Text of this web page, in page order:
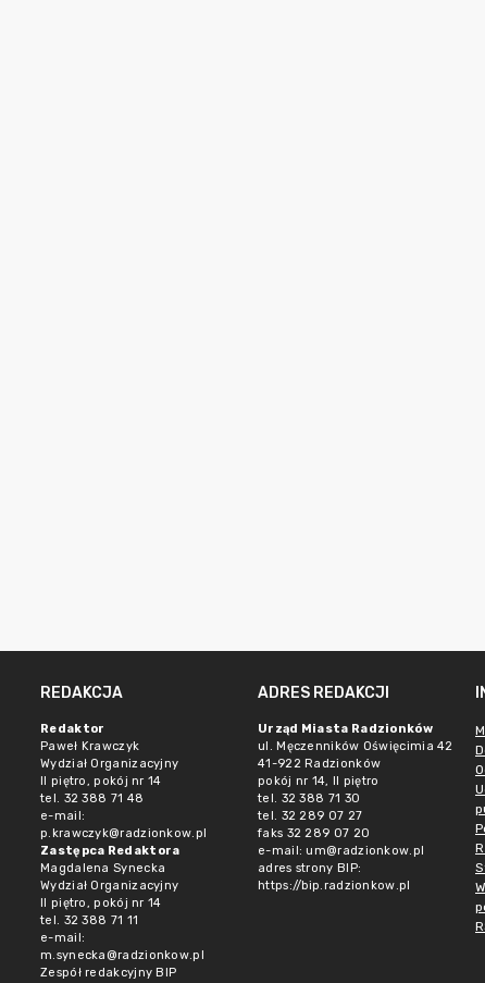
REDAKCJA
Redaktor
Paweł Krawczyk
Wydział Organizacyjny
II piętro, pokój nr 14
tel. 32 388 71 48
e-mail:
p.krawczyk@radzionkow.pl
Zastępca Redaktora
Magdalena Synecka
Wydział Organizacyjny
II piętro, pokój nr 14
tel. 32 388 71 11
e-mail:
m.synecka@radzionkow.pl
Zespół redakcyjny BIP
ADRES REDAKCJI
Urząd Miasta Radzionków
ul. Męczenników Oświęcimia 42
41-922 Radzionków
pokój nr 14, II piętro
tel. 32 388 71 30
tel. 32 289 07 27
faks 32 289 07 20
e-mail: um@radzionkow.pl
adres strony BIP:
https://bip.radzionkow.pl